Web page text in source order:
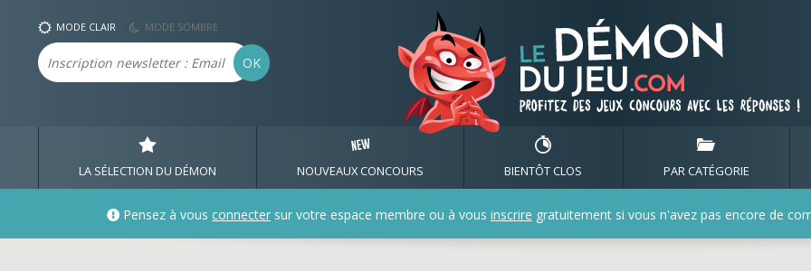
laroche-posay.com ✅ Gagnez de nombreux
MODE CLAIR MODE SOMBRE
Email OK
LA SÉLECTION DU DÉMON NOUVEAUX CONCOURS BIENTÔT CLOS PAR CATÉGORIE
Pensez à vous connecter sur votre espace membre ou à vous inscrire gratuitement si vous n'avez pas encore de